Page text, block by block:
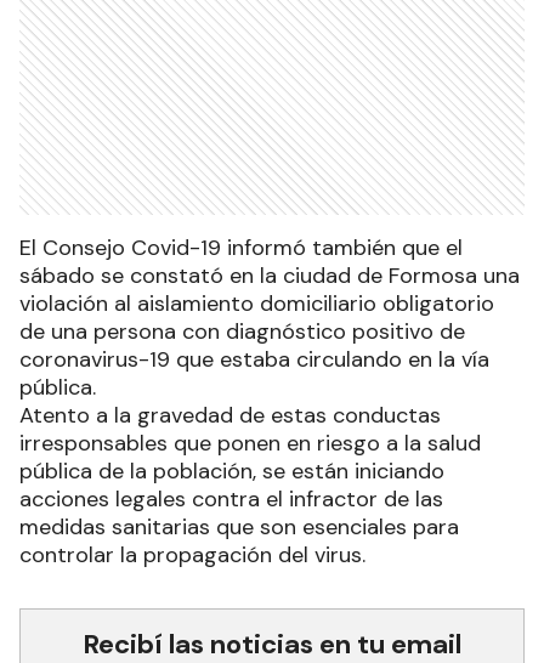
El Consejo Covid-19 informó también que el
sábado se constató en la ciudad de Formosa una
violación al aislamiento domiciliario obligatorio
de una persona con diagnóstico positivo de
coronavirus-19 que estaba circulando en la vía
pública.
Atento a la gravedad de estas conductas
irresponsables que ponen en riesgo a la salud
pública de la población, se están iniciando
acciones legales contra el infractor de las
medidas sanitarias que son esenciales para
controlar la propagación del virus.
Recibí las noticias en tu email